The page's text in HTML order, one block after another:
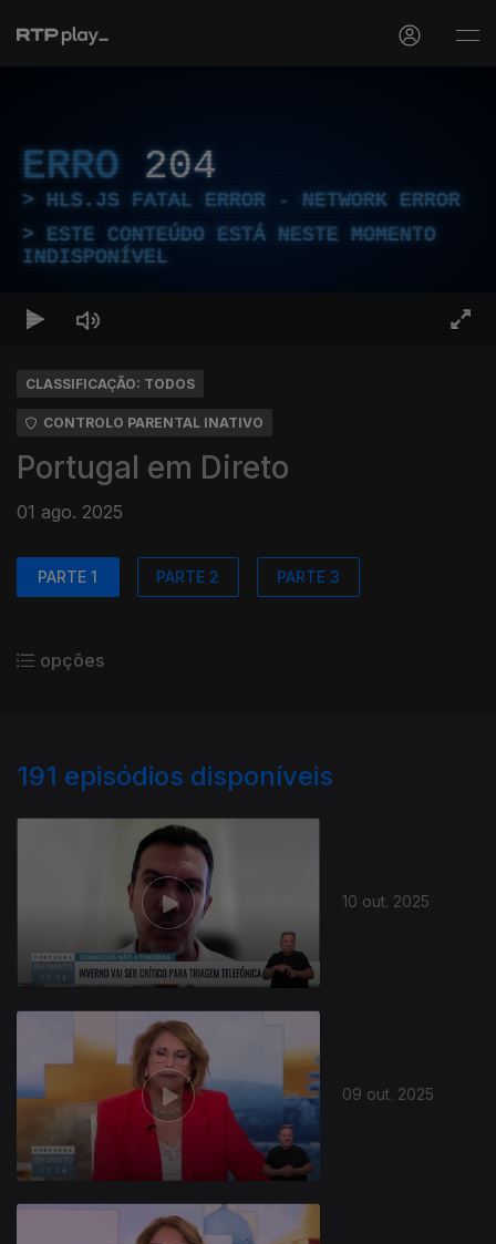
ERRO 204
HLS.JS FATAL ERROR - NETWORK ERROR
ESTE CONTEÚDO ESTÁ NESTE MOMENTO
INDISPONÍVEL
CLASSIFICAÇÃO: TODOS
CONTROLO PARENTAL INATIVO
Portugal em Direto
01 ago. 2025
PARTE 1 PARTE 2 PARTE 3
opções
191 episódios disponíveis
10 out. 2025
09 out. 2025